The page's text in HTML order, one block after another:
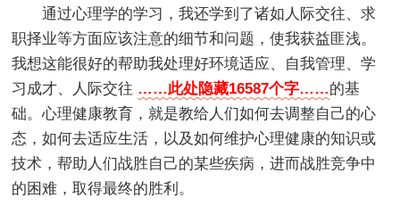
通过心理学的学习，我还学到了诸如人际交往、求
职择业等方面应该注意的细节和问题，使我获益匪浅。
我想这能很好的帮助我处理好环境适应、自我管理、学
习成才、人际交往 ……此处隐藏16587个字……的基
础。心理健康教育，就是教给人们如何去调整自己的心
态，如何去适应生活，以及如何维护心理健康的知识或
技术，帮助人们战胜自己的某些疾病，进而战胜竞争中
的困难，取得最终的胜利。